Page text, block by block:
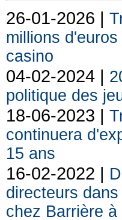
26-01-2026 |
millions
casino
04-02-2024 |
politique des
18-06-2023 |
continuera
15 ans
16-02-2022 |
directeurs
chez Barrière